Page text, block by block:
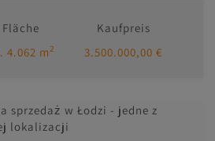
Fläche
4.062 m2
Kaufpreis
3.500.000,00 €